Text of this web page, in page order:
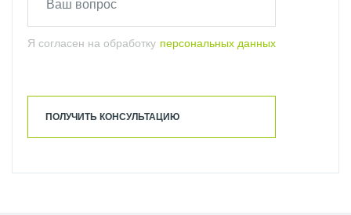
Я согласен на обработку персональных данных
ПОЛУЧИТЬ КОНСУЛЬТАЦИЮ